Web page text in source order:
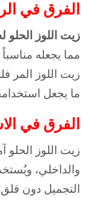
الفرق في
زيت اللوز الحلو
مما يجعله
زيت اللوز المر
ما يجعل
الفرق في
زيت اللوز الحلو
والداخلي،
التجميل دون